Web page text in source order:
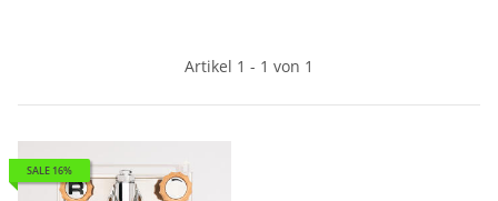
Artikel 1 - 1 von 1
SALE 16%